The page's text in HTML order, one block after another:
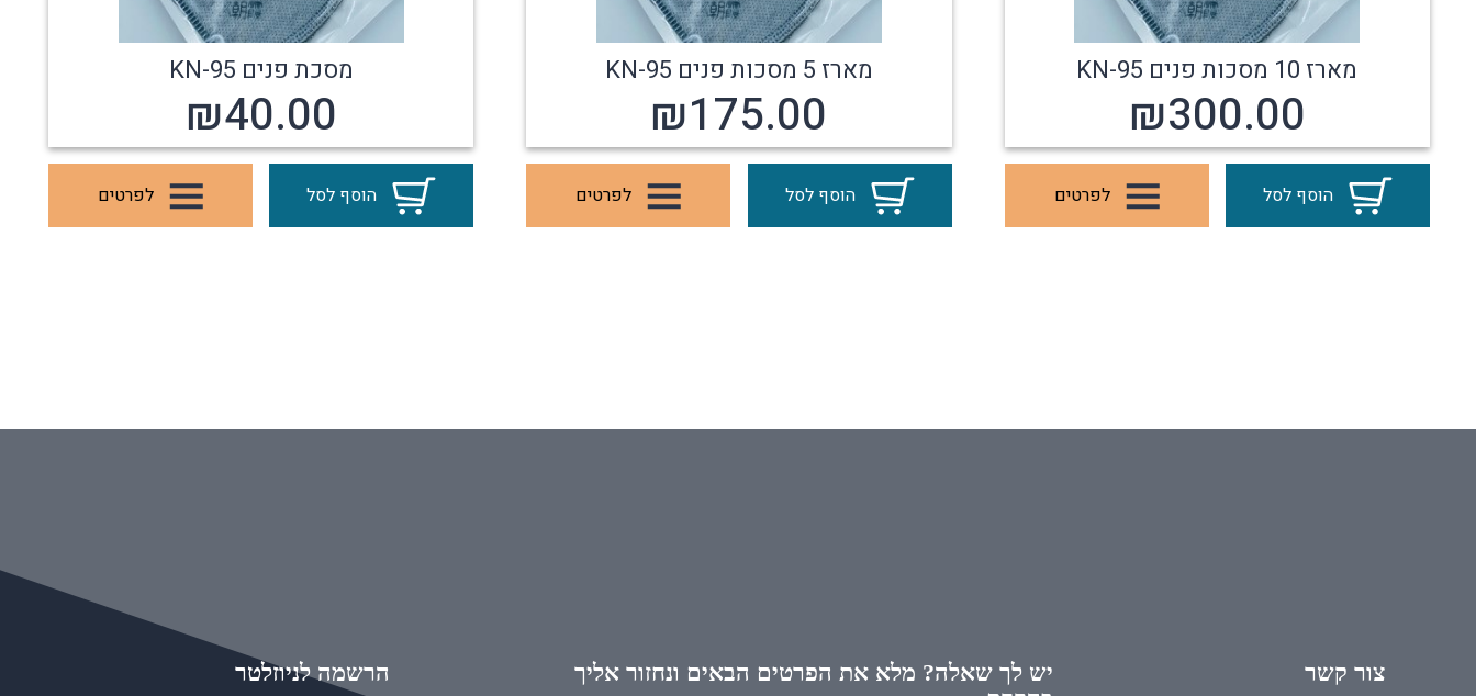
מארז 10 מסכות פנים KN-95
₪300.00
הוסף לסל לפרטים
מארז 5 מסכות פנים KN-95
₪175.00
הוסף לסל לפרטים
מסכת פנים KN-95
₪40.00
הוסף לסל לפרטים
צור קשר
יש לך שאלה? מלא את הפרטים הבאים ונחזור אליך
הרשמה לניוזלטר